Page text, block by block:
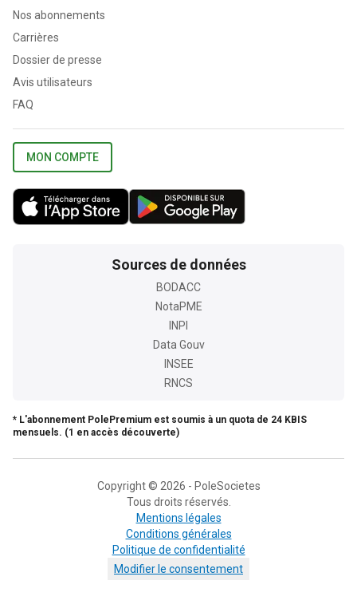
Nos abonnements
Carrières
Dossier de presse
Avis utilisateurs
FAQ
MON COMPTE
Sources de données
BODACC
NotaPME
INPI
Data Gouv
INSEE
RNCS
* L'abonnement PolePremium est soumis à un quota de 24 KBIS
mensuels. (1 en accès découverte)
Copyright © 2026 - PoleSocietes
Tous droits réservés.
Mentions légales
Conditions générales
Politique de confidentialité
Modifier le consentement